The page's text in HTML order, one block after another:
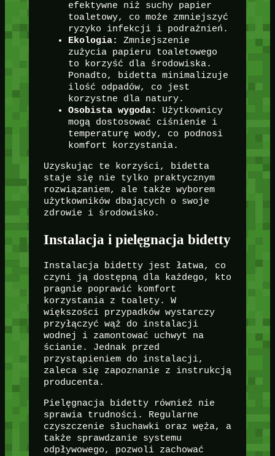
efektywne niż suchy papier
toaletowy, co może zmniejszyć
ryzyko infekcji i podrażnień.
Ekologia:
Zmniejszenie
zużycia papieru toaletowego
to korzyść dla środowiska.
Ponadto, bidetta minimalizuje
ilość odpadów, co jest
korzystne dla natury.
Osobista wygoda:
Użytkownicy
mogą dostosować ciśnienie i
temperaturę wody, co podnosi
komfort korzystania.
Uzyskując te korzyści, bidetta
staje się nie tylko praktycznym
rozwiązaniem, ale także wyborem
użytkowników dbających o swoje
zdrowie i środowisko.
Instalacja i pielęgnacja bidetty
Instalacja bidetty jest łatwa, co
czyni ją dostępną dla każdego, kto
pragnie poprawić komfort
korzystania z toalety. W
większości przypadków wystarczy
przyłączyć wąż do instalacji
wodnej i zamontować uchwyt na
ścianie. Jednak przed
przystąpieniem do instalacji,
zaleca się zapoznanie z instrukcją
producenta.
Pielęgnacja bidetty również nie
sprawia trudności. Regularne
czyszczenie słuchawki oraz węża, a
także sprawdzanie systemu
odpływowego, pozwoli zachować